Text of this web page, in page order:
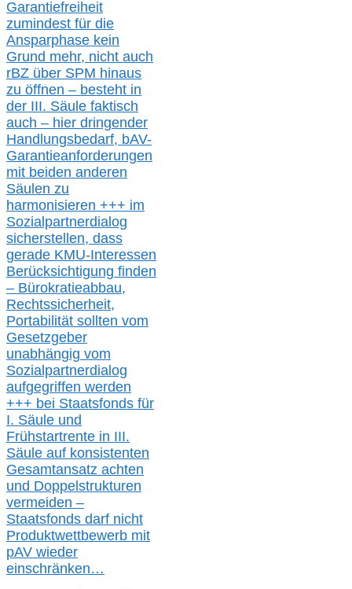
Garantiefreiheit
zumindest für die
Ansparphase kein
Grund mehr, nicht auch
rBZ über SPM hinaus
zu öffnen – besteht in
der III. Säule faktisch
auch – hier dringender
Handlungsbedarf, bAV-
Garantieanforderungen
mit beiden anderen
Säulen zu
harmonisieren +++ im
Sozialpartnerdialog
sicherstellen, dass
gerade KMU-Interessen
Berücksichtigung finden
– Bürokratieabbau,
Rechtssicherheit,
Portabilität sollten vom
Gesetzgeber
unabhängig vom
Sozialpartnerdialog
aufgegriffen werden
+++ bei Staatsfonds für
I. Säule und
Frühstartrente in III.
Säule auf konsistenten
Gesamtansatz achten
und Doppelstrukturen
vermeiden –
Staatsfonds darf nicht
Produktwettbewerb mit
pAV wieder
einschränken…